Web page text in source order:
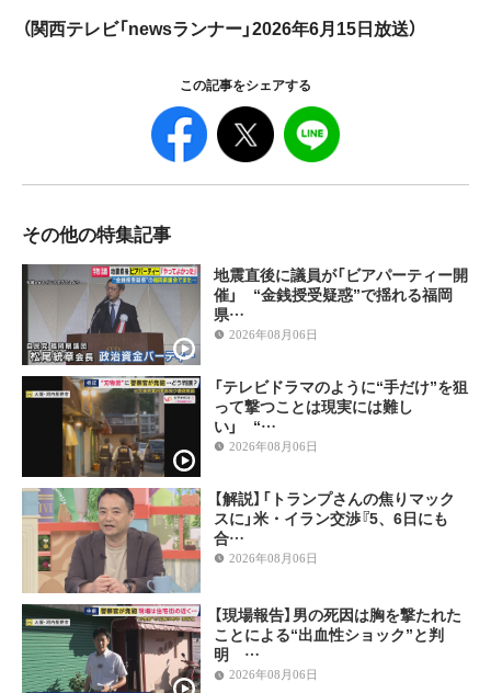
（関西テレビ「newsランナー」2026年6月15日放送）
この記事をシェアする
その他の特集記事
地震直後に議員が「ビアパーティー開
催」 “金銭授受疑惑”で揺れる福岡
県…
2026年08月06日
「テレビドラマのように“手だけ”を狙
って撃つことは現実には難し
い」 “…
2026年08月06日
【解説】「トランプさんの焦りマック
スに」米・イラン交渉『5、6日にも
合…
2026年08月06日
【現場報告】男の死因は胸を撃たれた
ことによる“出血性ショック”と判
明 …
2026年08月06日